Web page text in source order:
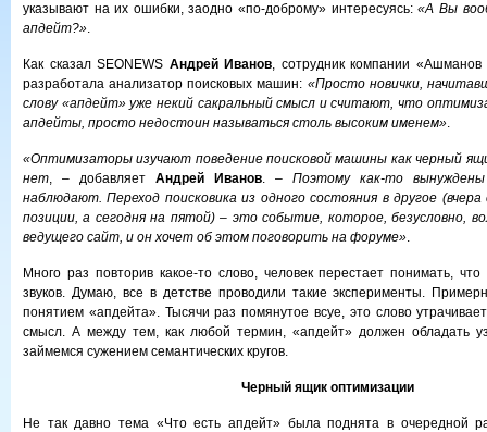
указывают на их ошибки, заодно «по-доброму» интересуясь:«А Вы
апдейт?».
Как сказал SEONEWS Андрей Иванов, сотрудник компании
разработала анализатор поисковых машин: «Просто новички,
слову «апдейт» уже некий сакральный смысл и считают, что
апдейты, просто недостоин называться столь высоким именем».
«Оптимизаторы изучают поведение поисковой машины как черный
нет, – добавляет Андрей Иванов. – Поэтому как-то
наблюдают. Переход поисковика из одного состояния в другое
позиции, а сегодня на пятой) – это событие, которое, безусловно,
ведущего сайт, и он хочет об этом поговорить на форуме».
Много раз повторив какое-то слово, человек перестает понимать,
звуков. Думаю, все в детстве проводили такие эксперименты.
понятием «апдейта». Тысячи раз помянутое всуе, это слово
смысл. А между тем, как любой термин, «апдейт» должен обладать
займемся сужением семантических кругов.
Черный ящик оптимизации
Не так давно тема «Что есть апдейт» была поднята в очередной